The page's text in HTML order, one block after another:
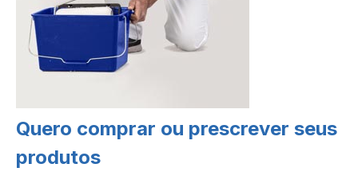
Quero comprar ou prescrever seus
produtos